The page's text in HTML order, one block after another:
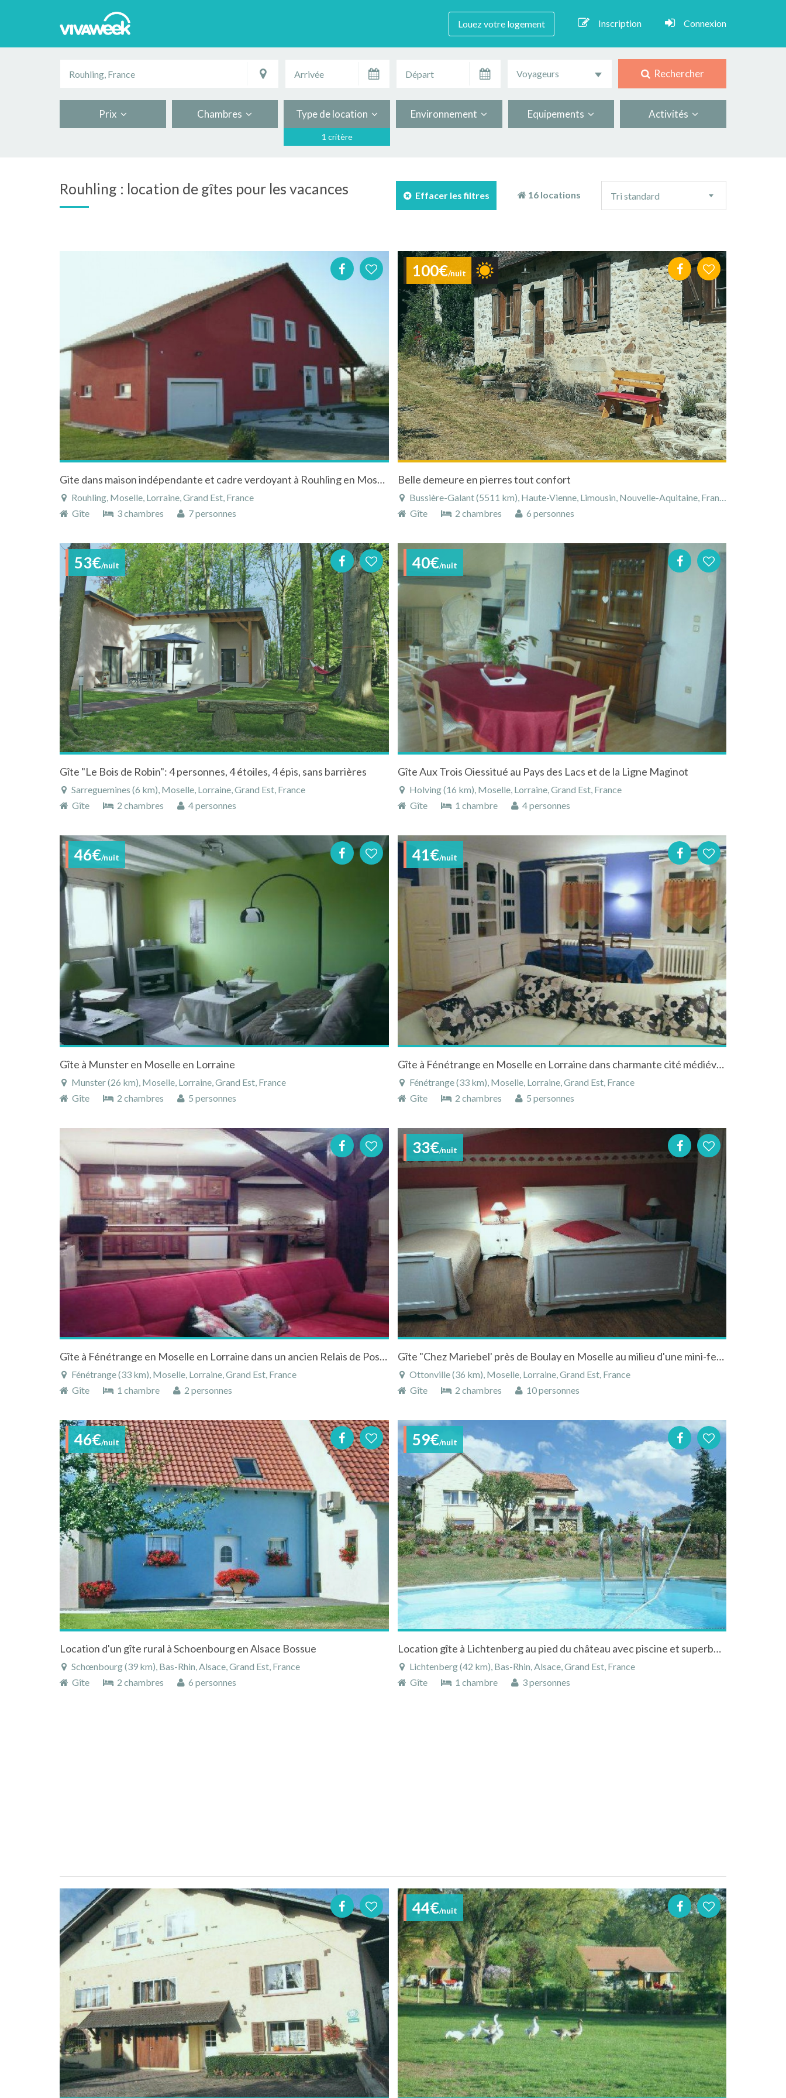
Louez votre logement Inscription Connexion
Voyageurs Rechercher
Prix Chambres Type de location
1 critère
Environnement Equipements Activités
Rouhling : location de gîtes pour les vacances Effacer les filtres 16 locations
tri
Tri standard
Gite dans maison indépendante et cadre verdoyant à Rouhling en Moselle en Lorraine
Rouhling, Moselle, Lorraine, Grand Est, France
Gîte
3 chambres 7 personnes
100€/nuit
Belle demeure en pierres tout confort
Bussière-Galant (5511 km), Haute-Vienne, Limousin, Nouvelle-Aquitaine, France
Gîte
2 chambres 6 personnes
53€/nuit
Gîte "Le Bois de Robin": 4 personnes, 4 étoiles, 4 épis, sans barrières
Sarreguemines (6 km), Moselle, Lorraine, Grand Est, France
Gîte
2 chambres 4 personnes
40€/nuit
Gîte Aux Trois Oiessitué au Pays des Lacs et de la Ligne Maginot
Holving (16 km), Moselle, Lorraine, Grand Est, France
Gîte
1 chambre 4 personnes
46€/nuit
Gîte à Munster en Moselle en Lorraine
Munster (26 km), Moselle, Lorraine, Grand Est, France
Gîte
2 chambres 5 personnes
41€/nuit
Gîte à Fénétrange en Moselle en Lorraine dans charmante cité médiévale
Fénétrange (33 km), Moselle, Lorraine, Grand Est, France
Gîte
2 chambres 5 personnes
Gîte à Fénétrange en Moselle en Lorraine dans un ancien Relais de Poste
Fénétrange (33 km), Moselle, Lorraine, Grand Est, France
Gîte
1 chambre 2 personnes
33€/nuit
Gîte "Chez Mariebel' près de Boulay en Moselle au milieu d'une mini-ferme
Ottonville (36 km), Moselle, Lorraine, Grand Est, France
Gîte
2 chambres 10 personnes
46€/nuit
Location d'un gîte rural à Schoenbourg en Alsace Bossue
Schœnbourg (39 km), Bas-Rhin, Alsace, Grand Est, France
Gîte
2 chambres 6 personnes
59€/nuit
Location gîte à Lichtenberg au pied du château avec piscine et superbe vue sur forêt
Lichtenberg (42 km), Bas-Rhin, Alsace, Grand Est, France
Gîte
1 chambre 3 personnes
44€/nuit